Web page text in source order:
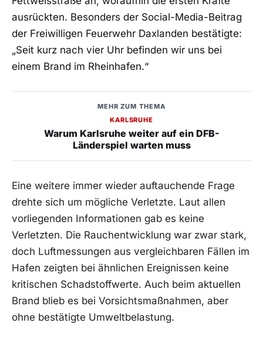
ausrückten. Besonders der Social-Media-Beitrag
der Freiwilligen Feuerwehr Daxlanden bestätigte:
„Seit kurz nach vier Uhr befinden wir uns bei
einem Brand im Rheinhafen.“
MEHR ZUM THEMA
KARLSRUHE
Warum Karlsruhe weiter auf ein DFB-
Länderspiel warten muss
Eine weitere immer wieder auftauchende Frage
drehte sich um mögliche Verletzte. Laut allen
vorliegenden Informationen gab es keine
Verletzten. Die Rauchentwicklung war zwar stark,
doch Luftmessungen aus vergleichbaren Fällen im
Hafen zeigten bei ähnlichen Ereignissen keine
kritischen Schadstoffwerte. Auch beim aktuellen
Brand blieb es bei Vorsichtsmaßnahmen, aber
ohne bestätigte Umweltbelastung.